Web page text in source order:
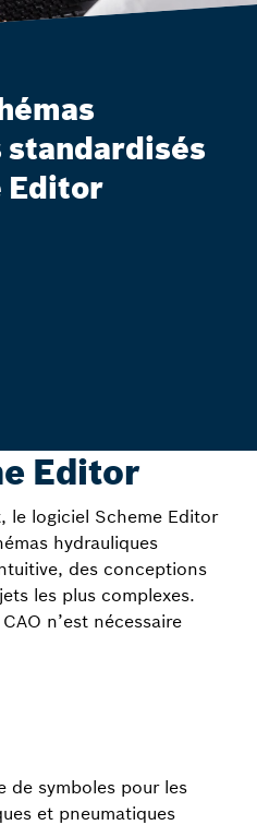
Editor
Editor
le logiciel Scheme Editor
hydrauliques
des conceptions
les plus complexes.
n’est nécessaire
de symboles pour les
et pneumatiques